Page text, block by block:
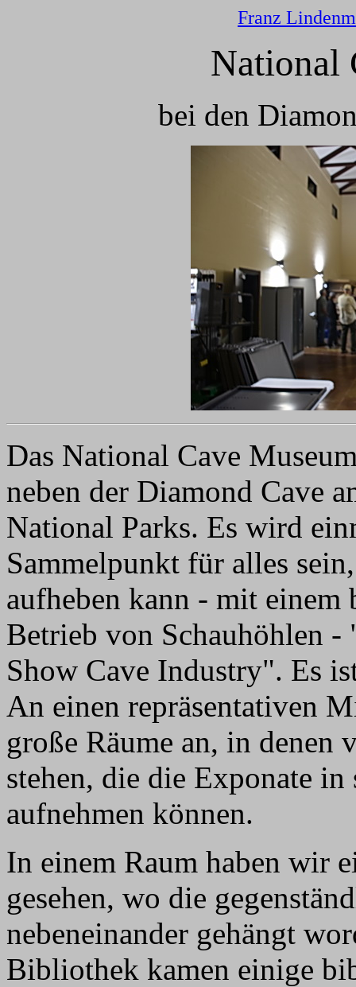
Franz
National
bei den
Das National Cave
neben der Diamond Cave
National Parks. Es wird
Sammelpunkt für alles
aufheben kann - mit einem
Betrieb von Schauhöhlen
Show Cave Industry". Es
An einen repräsentativen
große Räume an, in denen
stehen, die die Exponate in
aufnehmen können.
In einem Raum haben wir
gesehen, wo die
nebeneinander gehängt
Bibliothek kamen einige